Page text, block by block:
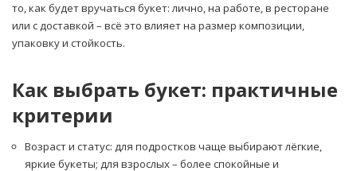
то, как будет вручаться букет: лично, на работе, в ресторане
или с доставкой – всё это влияет на размер композиции,
упаковку и стойкость.
Как выбрать букет: практичные
критерии
Возраст и статус: для подростков чаще выбирают лёгкие,
яркие букеты; для взрослых – более спокойные и